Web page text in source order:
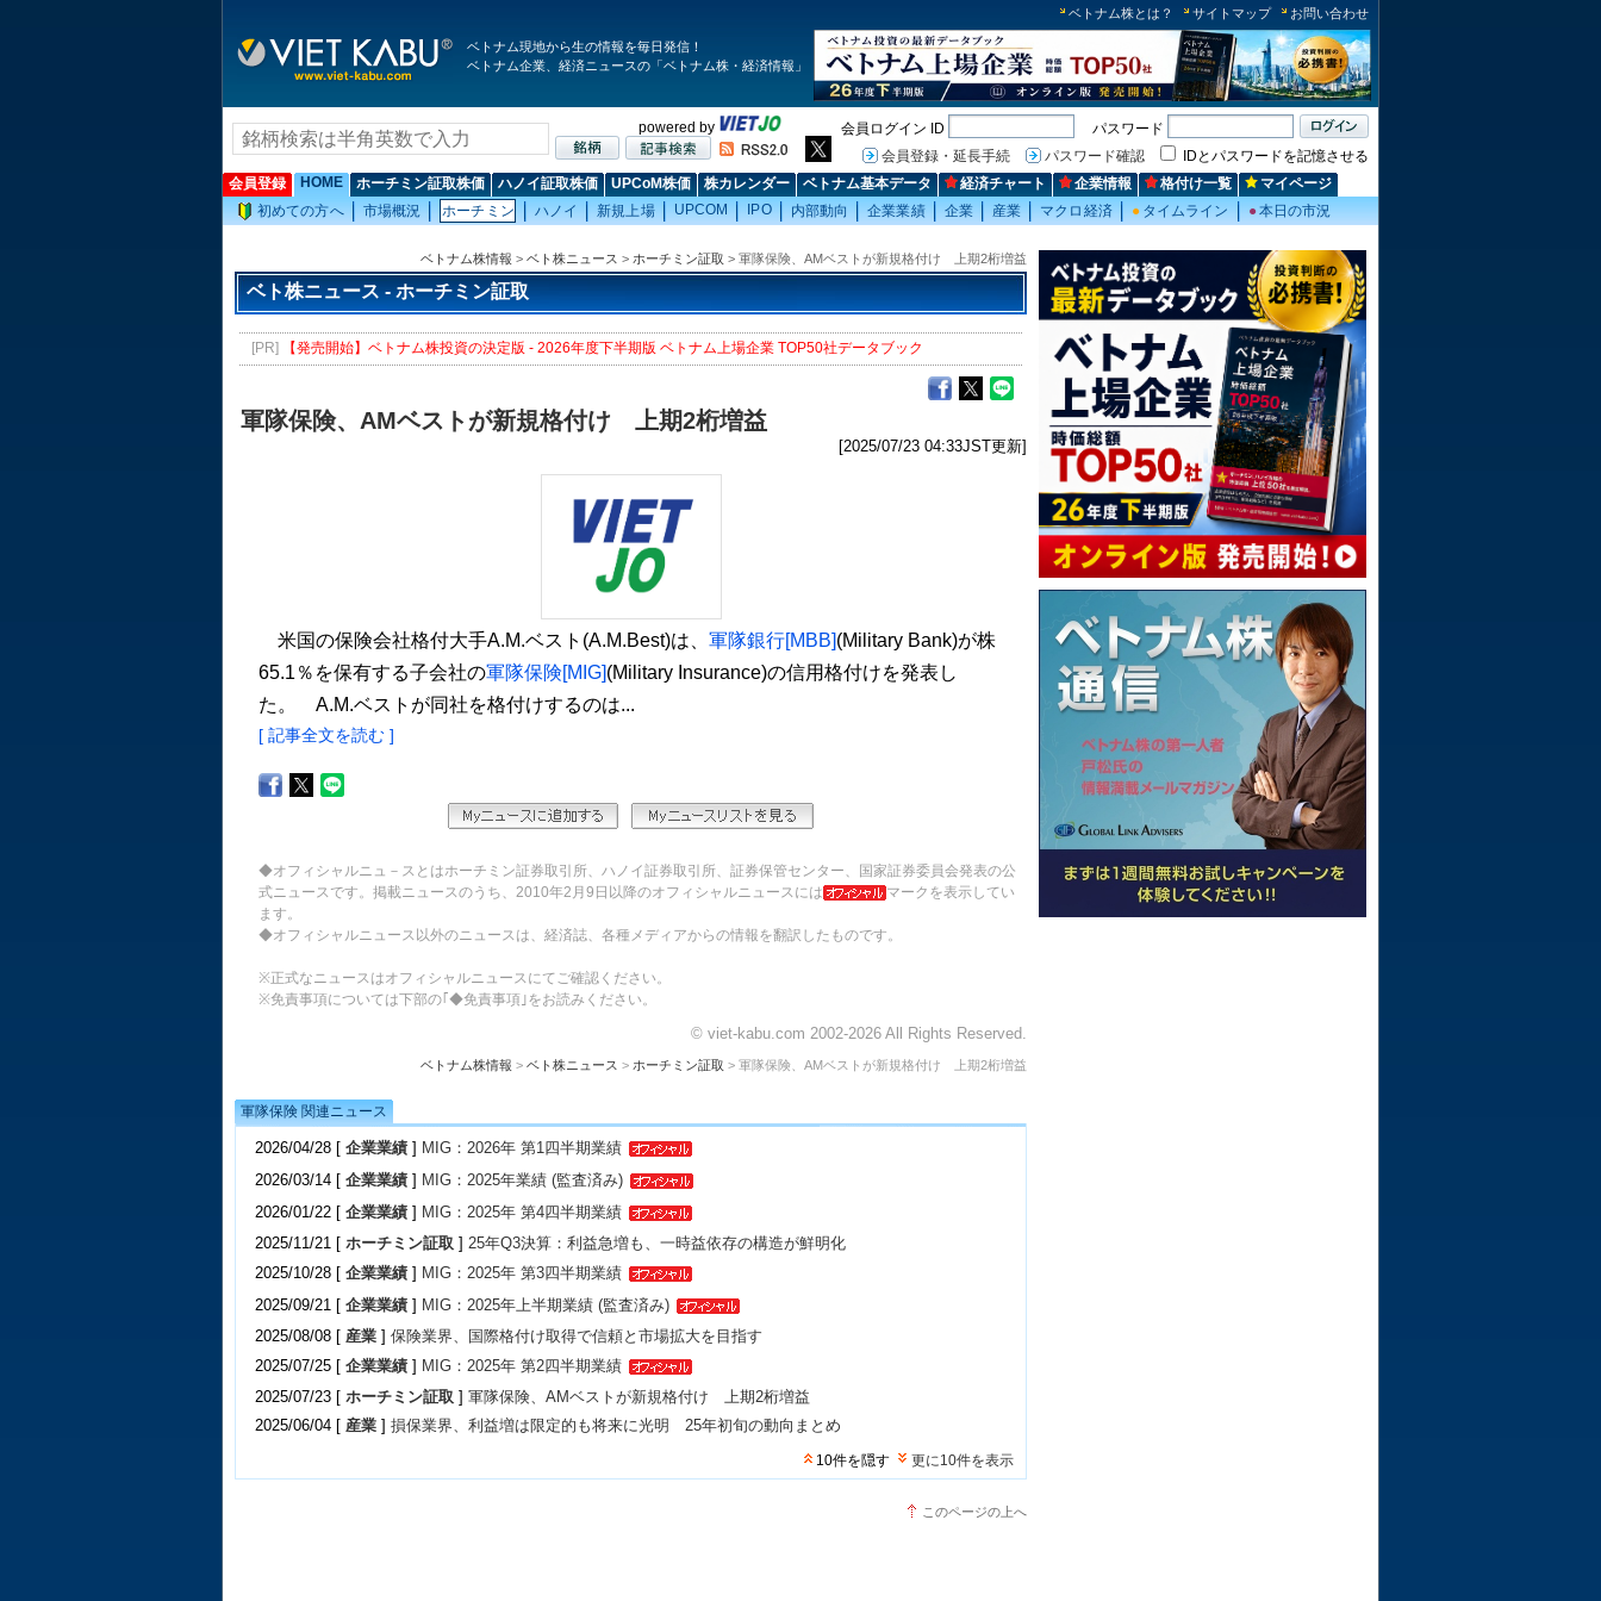
ベトナム株とは？ サイトマップ お問い合わせ
ベトナム現地から生の情報を毎日発信！
ベトナム企業、経済ニュースの「ベトナム株・経済情報」
powered by 会員ログイン ID
パスワード
会員登録・延長手続
パスワード確認
IDとパスワードを記憶させる
会員登録
HOME ホーチミン証取株価 ハノイ証取株価 UPCoM株価 株カレンダー ベトナム基本データ 経済チャート 企業情報 格付け一覧
マイページ
初めての方へ
市場概況 ホーチミン ハノイ 新規上場 UPCOM IPO 内部動向 企業業績 企業 産業 マクロ経済 ● タイムライン ●本日の市況
ベトナム株情報 > ベト株ニュース > ホーチミン証取 > 軍隊保険、AMベストが新規格付け 上期2桁増益
ベト株ニュース - ホーチミン証取
[PR] 【発売開始】ベトナム株投資の決定版 - 2026年度下半期版 ベトナム上場企業 TOP50社データブック
軍隊保険、AMベストが新規格付け 上期2桁増益
[2025/07/23 04:33JST更新]
米国の保険会社格付大手A.M.ベスト(A.M.Best)は、 軍隊銀行[MBB](Military Bank)が株
65.1％を保有する子会社の軍隊保険[MIG](Military Insurance)の信用格付けを発表し
た。 A.M.ベストが同社を格付けするのは...
[ 記事全文を読む ]
◆オフィシャルニュ－スとはホーチミン証券取引所、ハノイ証券取引所、証券保管センター、国家証券委員会発表の公
式ニュースです。掲載ニュースのうち、2010年2月9日以降のオフィシャルニュースには
マークを表示してい
ます。
◆オフィシャルニュース以外のニュースは、経済誌、各種メディアからの情報を翻訳したものです。
※正式なニュースはオフィシャルニュースにてご確認ください。
※免責事項については下部の｢◆免責事項｣をお読みください。
© viet-kabu.com 2002-2026 All Rights Reserved.
ベトナム株情報 > ベト株ニュース > ホーチミン証取 > 軍隊保険、AMベストが新規格付け 上期2桁増益
軍隊保険 関連ニュース
2026/04/28 [ 企業業績 ] MIG：2026年 第1四半期業績
2026/03/14 [ 企業業績 ] MIG：2025年業績 (監査済み)
2026/01/22 [ 企業業績 ] MIG：2025年 第4四半期業績
2025/11/21 [ ホーチミン証取 ] 25年Q3決算：利益急増も、一時益依存の構造が鮮明化
2025/10/28 [ 企業業績 ] MIG：2025年 第3四半期業績
2025/09/21 [ 企業業績 ] MIG：2025年上半期業績 (監査済み)
2025/08/08 [ 産業 ] 保険業界、国際格付け取得で信頼と市場拡大を目指す
2025/07/25 [ 企業業績 ] MIG：2025年 第2四半期業績
2025/07/23 [ ホーチミン証取 ] 軍隊保険、AMベストが新規格付け 上期2桁増益
2025/06/04 [ 産業 ] 損保業界、利益増は限定的も将来に光明 25年初旬の動向まとめ
10件を隠す 更に10件を表示
このページの上へ